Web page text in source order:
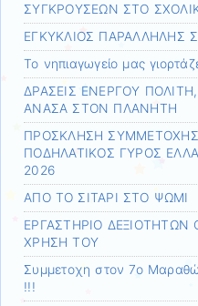
ΣΥΓΚΡΟΥΣΕΩΝ ΣΤΟ
ΕΓΚΥΚΛΙΟΣ ΠΑΡΑΛΛΗΛΗΣ
Το νηπιαγωγείο μας
ΔΡΑΣΕΙΣ ΕΝΕΡΓΟΥ
ΑΝΑΣΑ ΣΤΟΝ ΠΛΑΝΗΤΗ
ΠΡΟΣΚΛΗΣΗ ΣΥΜΜΕΤΟΧΗΣ
ΠΟΔΗΛΑΤΙΚΟΣ ΓΥΡΟΣ
2026
ΑΠΟ ΤΟ ΣΙΤΑΡΙ ΣΤΟ ΨΩΜΙ
ΕΡΓΑΣΤΗΡΙΟ
ΧΡΗΣΗ ΤΟΥ
Συμμετοχη στον 7ο
!!!